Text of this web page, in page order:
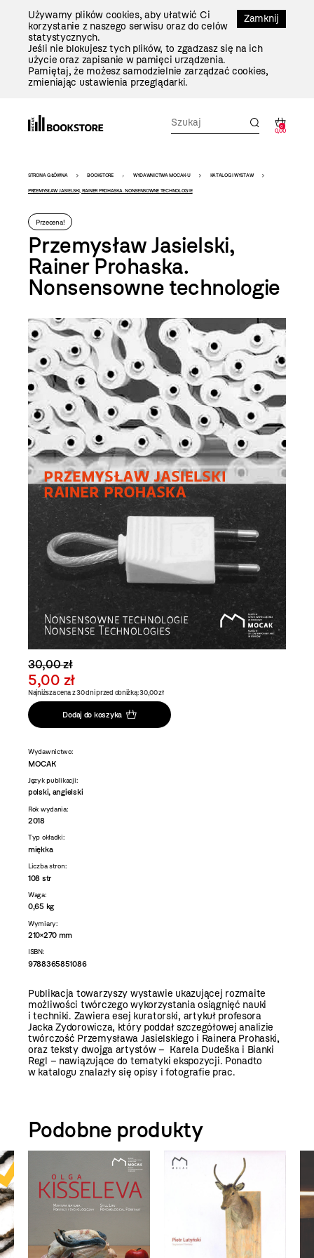
Zamknij
Używamy plików cookies, aby ułatwić Ci
korzystanie z naszego serwisu oraz do celów
statystycznych.
Jeśli nie blokujesz tych plików, to zgadzasz się na ich
użycie oraz zapisanie w pamięci urządzenia.
Pamiętaj, że możesz samodzielnie zarządzać cookies,
zmieniając ustawienia przeglądarki.
0
0,00
Bookstore
-
szablon
szczegóły
STRONA GŁÓWNA BOOKSTORE WYDAWNICTWA MOCAK-U KATALOGI WYSTAW
PRZEMYSŁAW JASIELSKI, RAINER PROHASKA. NONSENSOWNE TECHNOLOGIE
Przecena!
Przemysław Jasielski,
Rainer Prohaska.
Nonsensowne technologie
30,00 zł
5,00 zł
Najniższa cena z 30 dni przed obniżką: 30,00 zł
Dodaj do koszyka
Wydawnictwo:
MOCAK
Język publikacji:
polski, angielski
Rok wydania:
2018
Typ okładki:
miękka
Liczba stron:
108 str
Waga:
0,65 kg
Wymiary:
210×270 mm
ISBN:
9788365851086
Publikacja towarzyszy wystawie ukazującej rozmaite
możliwości twórczego wykorzystania osiągnięć nauki
i techniki. Zawiera esej kuratorski, artykuł profesora
Jacka Zydorowicza, który poddał szczegółowej analizie
twórczość Przemysława Jasielskiego i Rainera Prohaski,
oraz teksty dwojga artystów – Karela Dudeška i Bianki
Regl – nawiązujące do tematyki ekspozycji. Ponadto
w katalogu znalazły się opisy i fotografie prac.
Podobne produkty